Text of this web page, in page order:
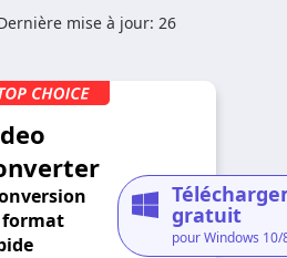
mise à jour: 26
format
gratuit
pour Windows 10/